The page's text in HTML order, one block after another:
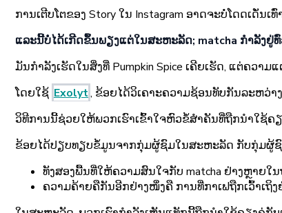
ການເຕີບໂຕຂອງ Story ໃນ Instagram ອາດຈະບໍ່ໂດດເດັ່
ແລະນີ້ບໍ່ໄດ້ເກີດຂຶ້ນພຽງແຕ່ໃນສະຫະລັດ; matcha ກຳລັງຢູ່
ມັນກຳລັງເຮັດໃນສິ່ງທີ່ Pumpkin Spice ເຄີຍເຮັດ, ແຕ່ຄວາ
ໂດຍໃຊ້ Exolyt, ຂ້ອຍໄດ້ວິເຄາະຄວາມຊ້ອນທັບກັນລະຫວ່າ
ວິທີການນີ້ຊ່ວຍໃຫ້ພວກເຮົາເຂົ້າໃຈຫົວຂໍ້ສຳຄັນທີ່ຖືກນຳໃຊ້ຄ
ຂ້ອຍໄດ້ປຽບທຽບຂໍ້ມູນຈາກກຸ່ມຜູ້ຊົມໃນສະຫະລັດ ກັບກຸ່ມຜູ້ຊົ
ທັງສອງພື້ນທີ່ໃຫ້ຄວາມສົນໃຈກັບ matcha ຢ່າງຫຼາຍໃ
ຄວາມຄ້າຍຄືກັນອີກຢ່າງໜຶ່ງຄື ການທີ່ກາເຟຖືກເວົ້າເຖິ